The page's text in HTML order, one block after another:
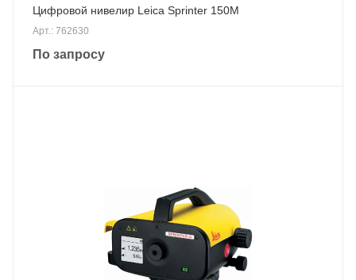
Цифровой нивелир Leica Sprinter 150M
Арт.: 762630
По запросу